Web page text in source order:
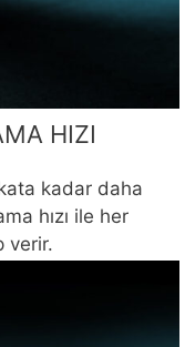
HIZI
kadar daha
hızı ile her
verir.